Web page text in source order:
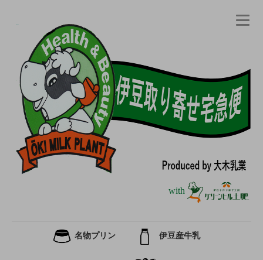
with
名物プリン 伊豆産牛乳